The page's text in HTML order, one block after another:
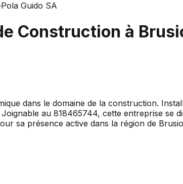
Pola Guido SA
Construction à
dans le domaine de la construction.
au 818465744, cette entreprise se
sa présence active dans la région de